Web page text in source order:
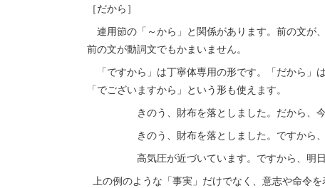
［だから］
連用節の「～から」と関係があります。前の文が
前の文が動詞文でもかまいません。
「ですから」は丁寧体専用の形です。「だから」
「でございますから」という形も使えます。
きのう、財布を落としました。だから、今お
きのう、財布を落としました。ですから、今
高気圧が近づいています。ですから、明日は
上の例のような「事実」だけでなく、意志や命令